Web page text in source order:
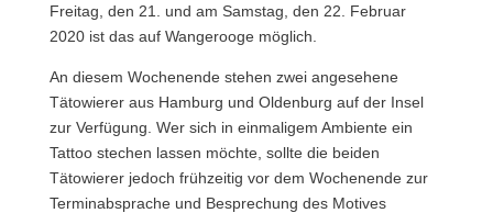
Freitag, den 21. und am Samstag, den 22. Februar
2020 ist das auf Wangerooge möglich.
An diesem Wochenende stehen zwei angesehene
Tätowierer aus Hamburg und Oldenburg auf der Insel
zur Verfügung. Wer sich in einmaligem Ambiente ein
Tattoo stechen lassen möchte, sollte die beiden
Tätowierer jedoch frühzeitig vor dem Wochenende zur
Terminabsprache und Besprechung des Motives